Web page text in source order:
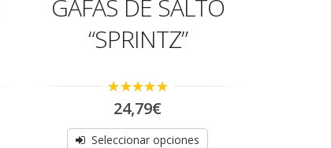
GAFAS DE SALTO
“SPRINTZ”
5.00 out of 5
24,79€
Seleccionar opciones